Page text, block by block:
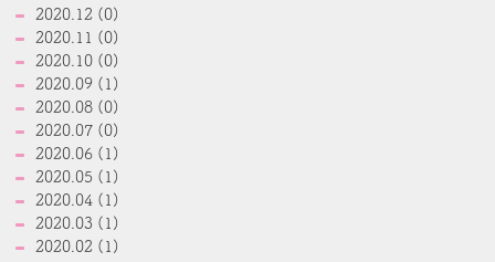
2020.12 (0)
2020.11 (0)
2020.10 (0)
2020.09 (1)
2020.08 (0)
2020.07 (0)
2020.06 (1)
2020.05 (1)
2020.04 (1)
2020.03 (1)
2020.02 (1)